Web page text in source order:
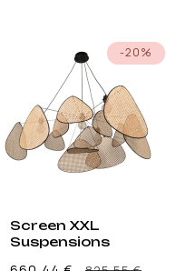
-20%
Screen XXL
Suspensions